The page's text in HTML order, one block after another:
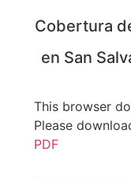
Cobertura
en San
This browser
Please
PDF